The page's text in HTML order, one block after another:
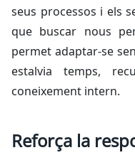
seus processos i els
que buscar nous
permet adaptar-se
estalvia temps,
coneixement intern.
Reforça la